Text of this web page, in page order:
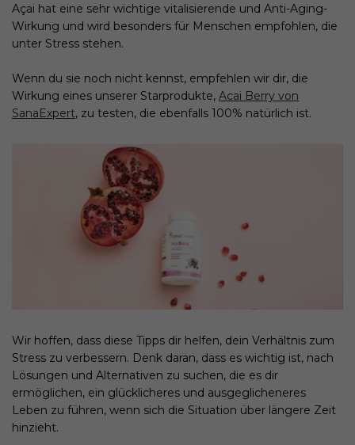
Açai hat eine sehr wichtige vitalisierende und Anti-Aging-
Wirkung und wird besonders für Menschen empfohlen, die
unter Stress stehen.
Wenn du sie noch nicht kennst, empfehlen wir dir, die
Wirkung eines unserer Starprodukte, Acai Berry von
SanaExpert, zu testen, die ebenfalls 100% natürlich ist.
Wir hoffen, dass diese Tipps dir helfen, dein Verhältnis zum
Stress zu verbessern. Denk daran, dass es wichtig ist, nach
Lösungen und Alternativen zu suchen, die es dir
ermöglichen, ein glücklicheres und ausgeglicheneres
Leben zu führen, wenn sich die Situation über längere Zeit
hinzieht.